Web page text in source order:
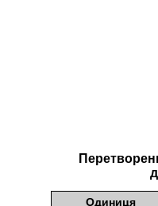
Одиниця